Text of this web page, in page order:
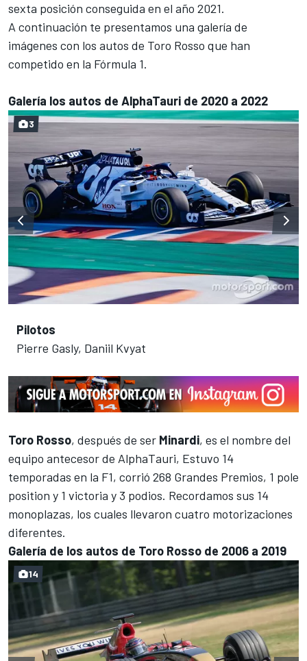
sexta posición conseguida en el año 2021.
A continuación te presentamos una galería de
imágenes con los autos de Toro Rosso que han
competido en la Fórmula 1.
Galería los autos de AlphaTauri de 2020 a 2022
Pilotos
Pierre Gasly, Daniil Kvyat
3
Toro Rosso, después de ser Minardi, es el nombre del
equipo antecesor de AlphaTauri, Estuvo 14
temporadas en la F1, corrió 268 Grandes Premios, 1 pole
position y 1 victoria y 3 podios. Recordamos sus 14
monoplazas, los cuales llevaron cuatro motorizaciones
diferentes.
Galería de los autos de Toro Rosso de 2006 a 2019
14